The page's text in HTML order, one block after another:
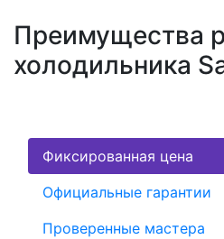
Преимущества
холодильника
Фиксированная цена
Официальные гарантии
Проверенные мастера